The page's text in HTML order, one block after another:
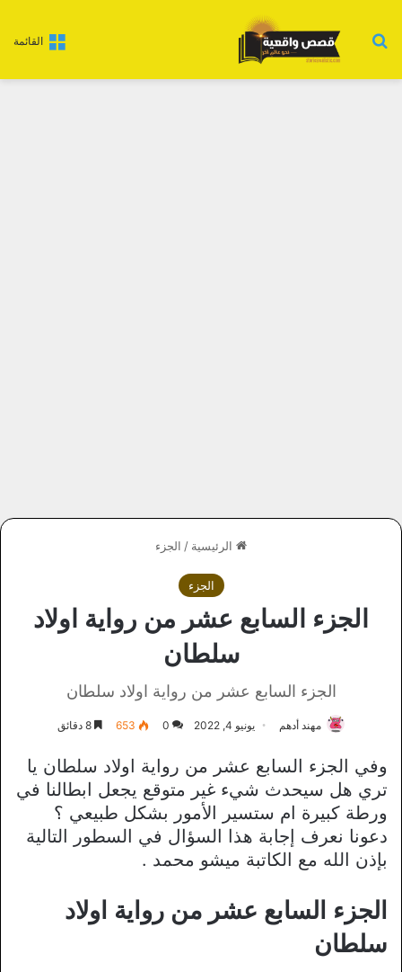
القائمة بحث عن
الرئيسية / الجزء
الجزء
الجزء السابع عشر من رواية اولاد
سلطان
الجزء السابع عشر من رواية اولاد سلطان
مهند أدهم يونيو 4, 2022 0
653
وفي الجزء السابع عشر من رواية اولاد سلطان يا
تري هل سيحدث شيء غير متوقع يجعل ابطالنا في
ورطة كبيرة ام ستسير الأمور بشكل طبيعي ؟
دعونا نعرف إجابة هذا السؤال في السطور التالية
بإذن الله مع الكاتبة ميشو محمد .
الجزء السابع عشر من رواية اولاد
سلطان